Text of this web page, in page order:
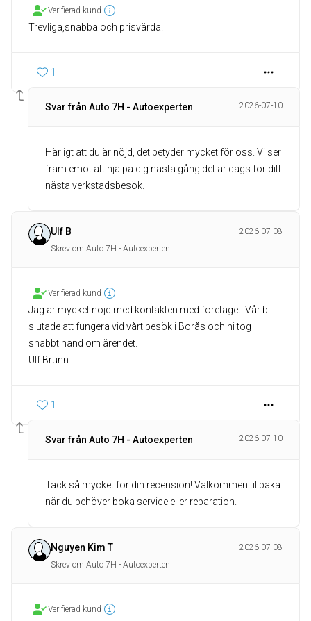
Verifierad kund
Trevliga,snabba och prisvärda.
1
Svar från Auto 7H - Autoexperten 2026-07-10
Härligt att du är nöjd, det betyder mycket för oss. Vi ser
fram emot att hjälpa dig nästa gång det är dags för ditt
nästa verkstadsbesök.
Ulf B
2026-07-08
Skrev om Auto 7H - Autoexperten
Verifierad kund
Jag är mycket nöjd med kontakten med företaget. Vår bil
slutade att fungera vid vårt besök i Borås och ni tog
snabbt hand om ärendet.
Ulf Brunn
1
Svar från Auto 7H - Autoexperten 2026-07-10
Tack så mycket för din recension! Välkommen tillbaka
när du behöver boka service eller reparation.
Nguyen Kim T
2026-07-08
Skrev om Auto 7H - Autoexperten
Verifierad kund